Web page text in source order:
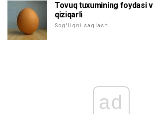
Tovuq tuxumining foydasi
qiziqarli
Sog'liqni saqlash
ad